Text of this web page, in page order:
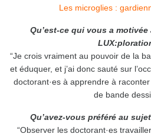
Les microglies :
Qu’est-ce qui vous a
“Je crois vraiment au pouvoir de la
et éduquer, et j’ai donc sauté sur
doctorant·es à apprendre à
de bande
Qu’avez-vous préféré au
“Observer les doctorant·es